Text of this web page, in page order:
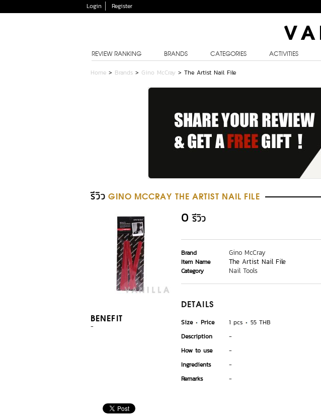
Login Register
REVIEW RANKING BRANDS CATEGORIES ACTIVITIES
Home > Brands > Gino McCray > The Artist Nail File
รีวิว GINO MCCRAY THE ARTIST NAIL FILE
BENEFIT
-
0 รีวิว
Brand Gino McCray
Item Name The Artist Nail File
Category Nail Tools
DETAILS
Size Price 1 pcs
55 THB
Description
-
How to use
-
Ingredients
-
Remarks
-